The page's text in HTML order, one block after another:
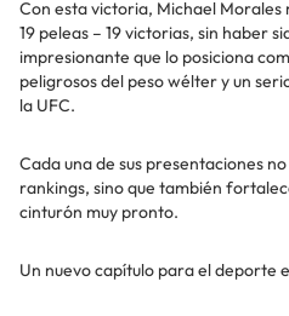
Con esta victoria, Michael
19 peleas – 19 victorias, sin haber
impresionante que lo posiciona
peligrosos del peso wélter y un
la UFC.
Cada una de sus presentaciones
rankings, sino que también
cinturón muy pronto.
Un nuevo capítulo para el deporte